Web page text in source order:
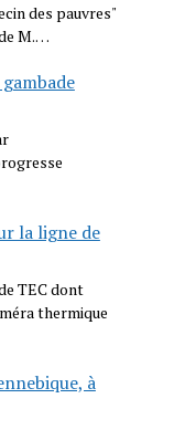
des pauvres"
M.…
la ligne de
TEC dont
thermique
à